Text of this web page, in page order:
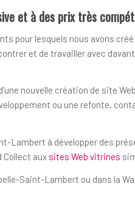
et à des prix très
pour lesquels nous avons
et de travailler avec
nouvelle création de site
ou une refonte,
Lambert à développer des
Collect aux sites Web vitrines
Saint-Lambert ou dans la